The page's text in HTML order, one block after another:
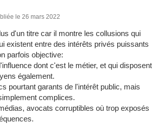
le 26 mars 2022
d'un titre car il montre les collusions qui
existent entre des intérêts privés puissants
parfois objective:
dont c'est le métier, et qui disposent
également.
pourtant garants de l'intérêt public, mais
complices.
avocats corruptibles où trop exposés